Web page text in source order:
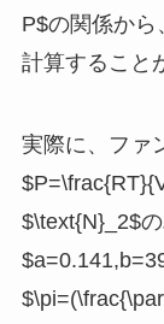
P$の関係か
計算すること
実際に、ファ
$\text{N}_2$